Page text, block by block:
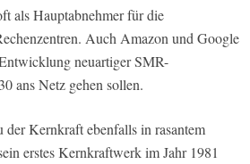
als Hauptabnehmer für die
Auch Amazon und Google
neuartiger SMR-
ans Netz gehen sollen.
Kernkraft ebenfalls in rasantem
erstes Kernkraftwerk im Jahr 1981